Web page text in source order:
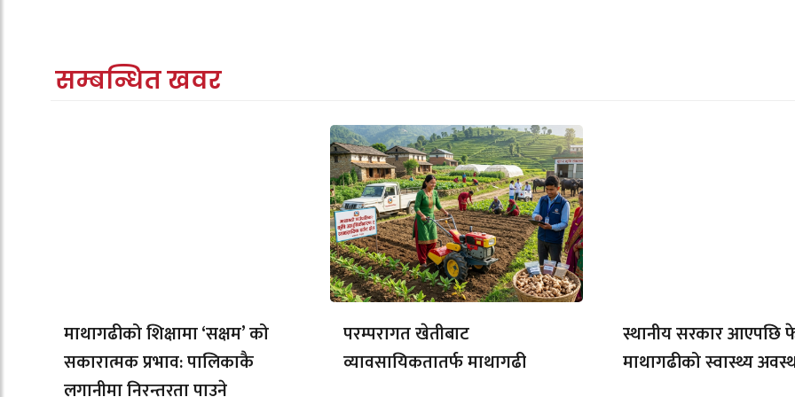
सम्बन्धित खवर
माथागढीको शिक्षामा ‘सक्षम’ को
सकारात्मक प्रभाव: पालिकाकै
लगानीमा निरन्तरता पाउने
परम्परागत खेतीबाट
व्यावसायिकतातर्फ माथागढी
स्थानीय सरकार आएपछि
माथागढीको स्वास्थ्य